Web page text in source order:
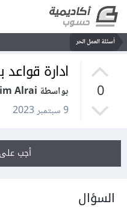
أسئلة العمل الحر
0
ادارة قواعد
بواسطة Abdulkarim Alrai
9 سبتمبر 2023
أجب
السؤال